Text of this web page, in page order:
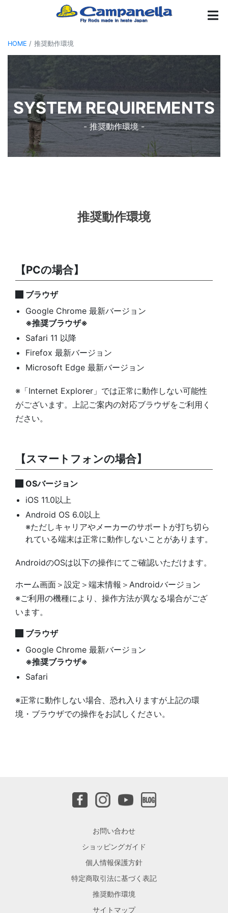
HOME 推奨動作環境
SYSTEM REQUIREMENTS
- 推奨動作環境 -
推奨動作環境
【PCの場合】
ブラウザ
Google Chrome 最新バージョン
※推奨ブラウザ※
Safari 11 以降
Firefox 最新バージョン
Microsoft Edge 最新バージョン
※「Internet Explorer」では正常に動作しない可能性
がございます。上記ご案内の対応ブラウザをご利用く
ださい。
【スマートフォンの場合】
OSバージョン
iOS 11.0以上
Android OS 6.0以上
※ただしキャリアやメーカーのサポートが打ち切ら
れている端末は正常に動作しないことがあります。
AndroidのOSは以下の操作にてご確認いただけます。
ホーム画面＞設定＞端末情報＞Androidバージョン
※ご利用の機種により、操作方法が異なる場合がござ
います。
ブラウザ
Google Chrome 最新バージョン
※推奨ブラウザ※
Safari
※正常に動作しない場合、恐れ入りますが上記の環
境・ブラウザでの操作をお試しください。
お問い合わせ
ショッピングガイド
個人情報保護方針
特定商取引法に基づく表記
推奨動作環境
サイトマップ